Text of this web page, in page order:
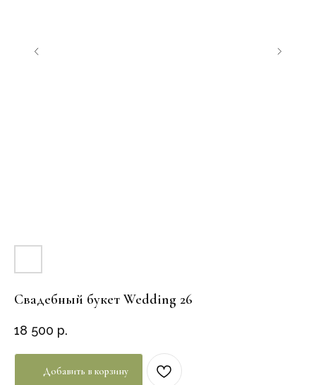
Свадебный букет Wedding 26
18 500 р.
Добавить в корзину